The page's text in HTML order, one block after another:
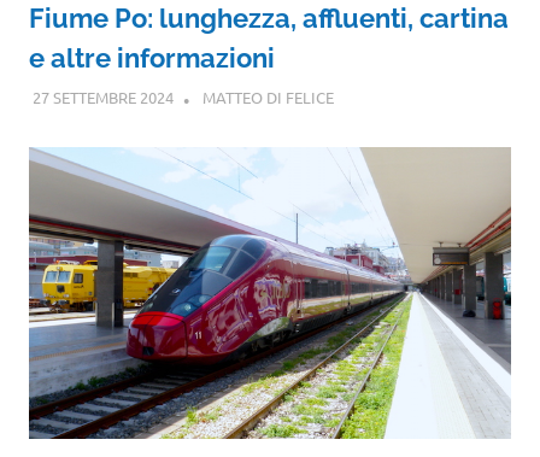
Fiume Po: lunghezza, affluenti, cartina
e altre informazioni
27 SETTEMBRE 2024 MATTEO DI FELICE